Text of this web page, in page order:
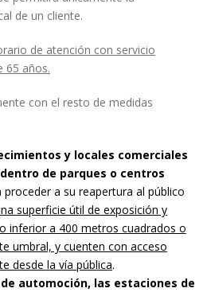
de un cliente.
de atención con servicio
65 años.
con el resto de medidas
y locales comerciales
de parques o centros
proceder a su reapertura al público
superficie útil de exposición y
inferior a 400 metros cuadrados o
umbral, y cuenten con acceso
desde la vía pública.
automoción, las estaciones de